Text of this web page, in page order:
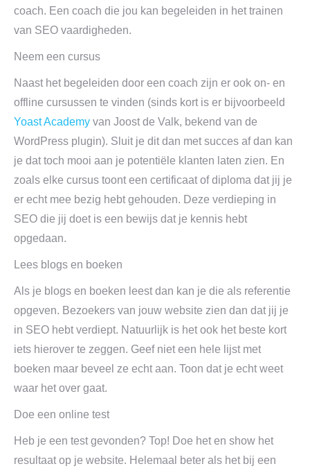
coach. Een coach die jou kan begeleiden in het trainen
van SEO vaardigheden.
Neem een cursus
Naast het begeleiden door een coach zijn er ook on- en
offline cursussen te vinden (sinds kort is er bijvoorbeeld
Yoast Academy van Joost de Valk, bekend van de
WordPress plugin). Sluit je dit dan met succes af dan kan
je dat toch mooi aan je potentiële klanten laten zien. En
zoals elke cursus toont een certificaat of diploma dat jij je
er echt mee bezig hebt gehouden. Deze verdieping in
SEO die jij doet is een bewijs dat je kennis hebt
opgedaan.
Lees blogs en boeken
Als je blogs en boeken leest dan kan je die als referentie
opgeven. Bezoekers van jouw website zien dan dat jij je
in SEO hebt verdiept. Natuurlijk is het ook het beste kort
iets hierover te zeggen. Geef niet een hele lijst met
boeken maar beveel ze echt aan. Toon dat je echt weet
waar het over gaat.
Doe een online test
Heb je een test gevonden? Top! Doe het en show het
resultaat op je website. Helemaal beter als het bij een